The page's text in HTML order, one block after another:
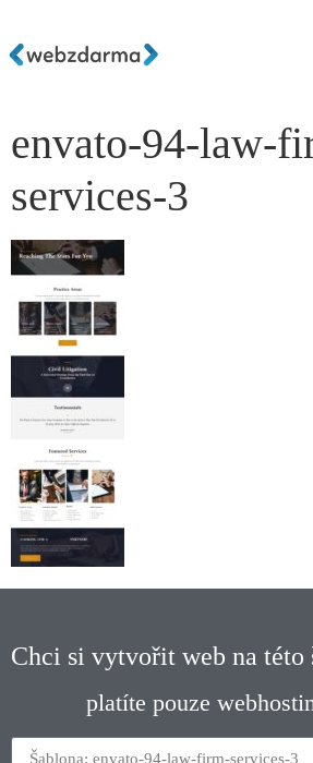
envato-94-law-
services-3
Chci si vytvořit web na této
platíte pouze